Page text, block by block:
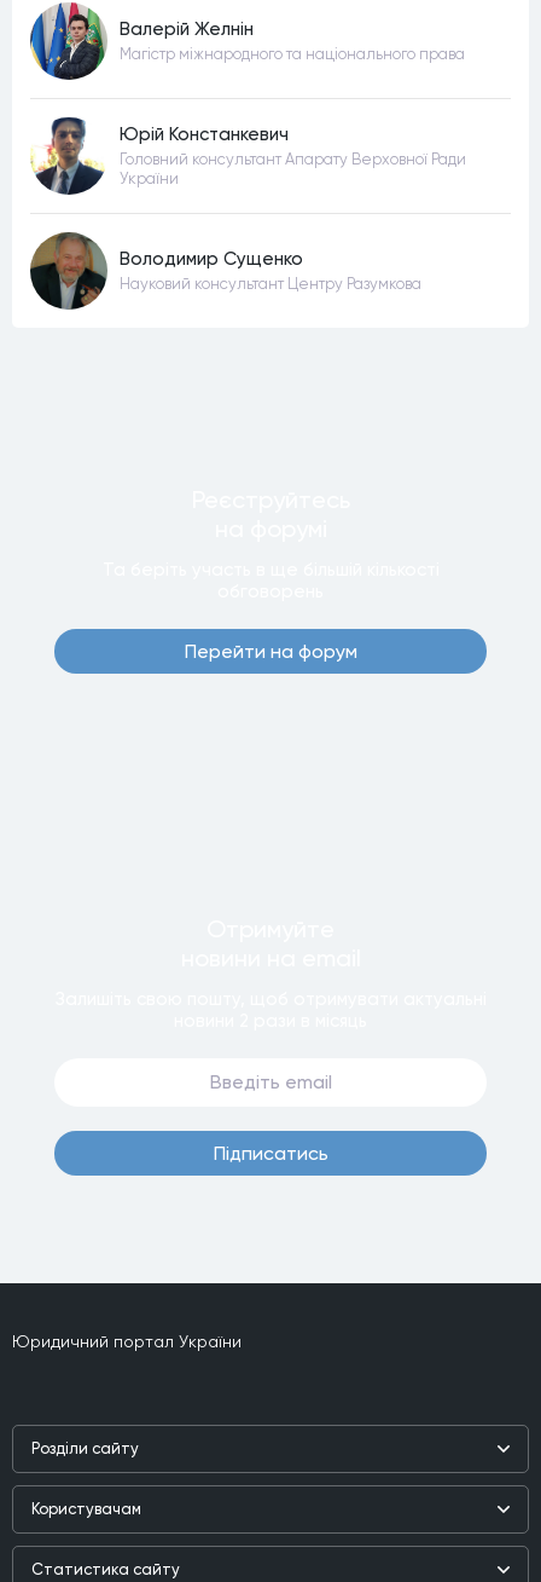
Валерій Желнін
Магістр міжнародного та національного права
Юрій Констанкевич
Головний консультант Апарату Верховної Ради
України
Володимир Сущенко
Науковий консультант Центру Разумкова
Перейти на форум
Пiдписатись
Юридичний портал України
Роздiли сайту
Наука
Практика
Користувачам
Реєстр користувачiв
Статистика сайту